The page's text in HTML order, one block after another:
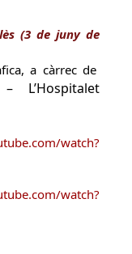
(3 de juny de
a càrrec de
watch?
watch?